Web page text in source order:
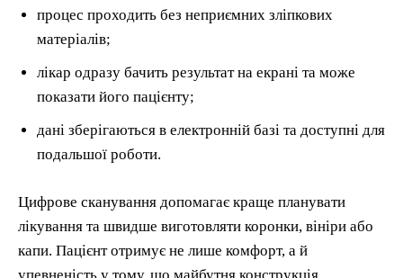
процес проходить без неприємних зліпкових
матеріалів;
лікар одразу бачить результат на екрані та може
показати його пацієнту;
дані зберігаються в електронній базі та доступні для
подальшої роботи.
Цифрове сканування допомагає краще планувати
лікування та швидше виготовляти коронки, вініри або
капи. Пацієнт отримує не лише комфорт, а й